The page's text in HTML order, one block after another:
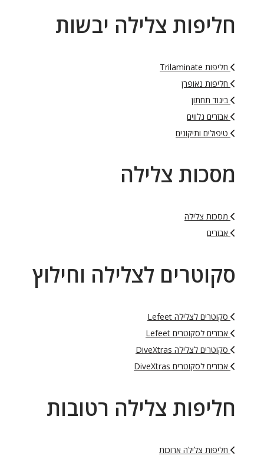
חליפות צלילה יבשות
חליפות Trilaminate
חליפות נאופרן
ביגוד תחתון
אבזרים נלווים
טיפולים ותיקונים
מסכות צלילה
מסכות צלילה
אבזרים
סקוטרים לצלילה וחילוץ
סקוטרים לצלילה Lefeet
אבזרים לסקוטרים Lefeet
סקוטרים לצלילה DiveXtras
אבזרים לסקוטרים DiveXtras
חליפות צלילה רטובות
חליפות צלילה ארוכות